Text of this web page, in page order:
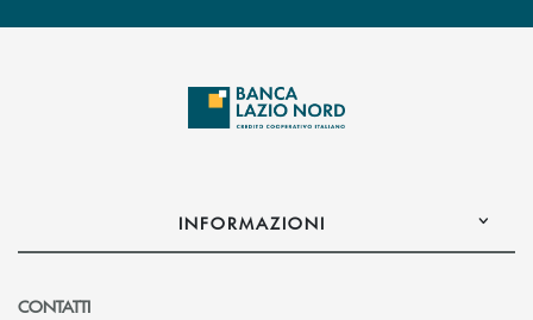
INFORMAZIONI
CONTATTI